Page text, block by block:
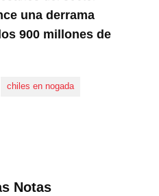
una derrama
900 millones de
chiles en nogada
Notas